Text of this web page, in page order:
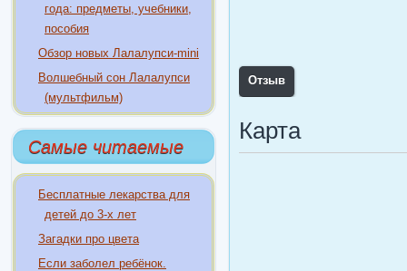
года: предметы, учебники,
пособия
Обзор новых Лалалупси-mini
Волшебный сон Лалалупси
(мультфильм)
Самые читаемые
Бесплатные лекарства для
детей до 3-х лет
Загадки про цвета
Если заболел ребёнок.
Отзыв
Карта